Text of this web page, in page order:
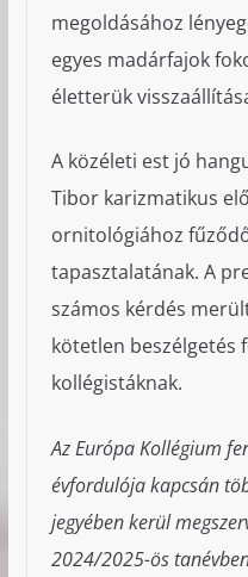
megoldásához
egyes madárfajok
életterük
A közéleti est jó
Tibor karizmatikus
ornitológiához
tapasztalatának. A
számos kérdés
kötetlen beszélgetés
kollégistáknak.
Az Európa Kollégium
évfordulója kapcsán
jegyében kerül
2024/2025-ös